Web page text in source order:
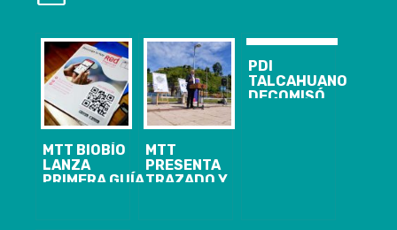
MTT BIOBÍO
LANZA
PRIMERA GUÍA
MTT
PRESENTA
TRAZADO Y
PDI
TALCAHUANO
DECOMISÓ